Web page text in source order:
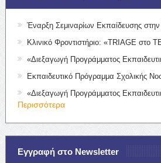
Έναρξη Σεμιναρίων Εκπαίδευσης στην
Κλινικό Φροντιστήριο: «TRIAGE στο
«Διεξαγωγή Προγράμματος
Εκπαιδευτικό Πρόγραμμα Σχολικής
«Διεξαγωγή Προγράμματος
Περισσότερα
Εγγραφή στο Newsletter